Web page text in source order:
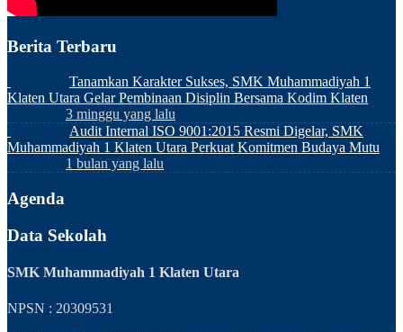
Berita Terbaru
Tanamkan Karakter Sukses, SMK Muhammadiyah 1
Klaten Utara Gelar Pembinaan Disiplin Bersama Kodim Klaten
3 minggu yang lalu
Audit Internal ISO 9001:2015 Resmi Digelar, SMK
Muhammadiyah 1 Klaten Utara Perkuat Komitmen Budaya Mutu
1 bulan yang lalu
Agenda
Data Sekolah
SMK Muhammadiyah 1 Klaten Utara
NPSN : 20309531